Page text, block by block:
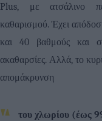
Plus, με ατσάλινο
καθαρισμού. Έχει
και 40 βαθμούς και
ακαθαρσίες.Αλλά, το
απομάκρυνση
του χλωρίου (έως